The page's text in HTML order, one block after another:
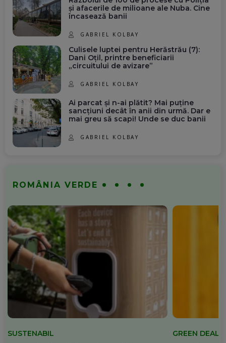
și afacerile de milioane ale Nuba. Cine
încasează banii
GABRIEL KOLBAY
Culisele luptei pentru Herăstrău (7):
Dani Oțil, printre beneficiarii
„circuitului de avizare”
GABRIEL KOLBAY
Ai parcat și n-ai plătit? Mai puține
sancțiuni decât în anii din urmă. Dar e
mai greu să scapi! Unde se duc banii
GABRIEL KOLBAY
ROMÂNIA VERDE
SUSTENABIL GREEN DEAL